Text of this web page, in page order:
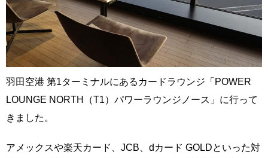
羽田空港 第1ターミナルにあるカードラウンジ「POWER
LOUNGE NORTH（T1）パワーラウンジノース」に行って
きました。
アメックスや楽天カード、JCB、dカード GOLDといった対